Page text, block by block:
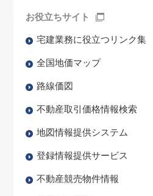
お役立ちサイト
宅建業務に役立つリンク集
全国地価マップ
路線価図
不動産取引価格情報検索
地図情報提供システム
登録情報提供サービス
不動産競売物件情報